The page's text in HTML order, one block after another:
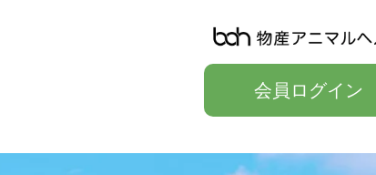
会員ログイン